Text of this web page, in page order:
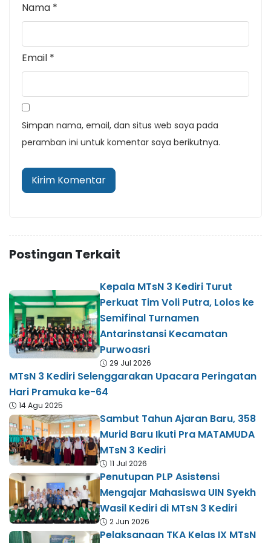
Nama *
Email *
Simpan nama, email, dan situs web saya pada
peramban ini untuk komentar saya berikutnya.
Postingan Terkait
Kepala MTsN 3 Kediri Turut
Perkuat Tim Voli Putra, Lolos ke
Semifinal Turnamen
Antarinstansi Kecamatan
Purwoasri
29 Jul 2026
MTsN 3 Kediri Selenggarakan Upacara Peringatan
Hari Pramuka ke-64
14 Agu 2025
Sambut Tahun Ajaran Baru, 358
Murid Baru Ikuti Pra MATAMUDA
MTsN 3 Kediri
11 Jul 2026
Penutupan PLP Asistensi
Mengajar Mahasiswa UIN Syekh
Wasil Kediri di MTsN 3 Kediri
2 Jun 2026
Pelaksanaan TKA Kelas IX MTsN